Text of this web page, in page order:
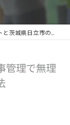
食事管理で無理なく続ける健康的ボディメイク法
管理で無理